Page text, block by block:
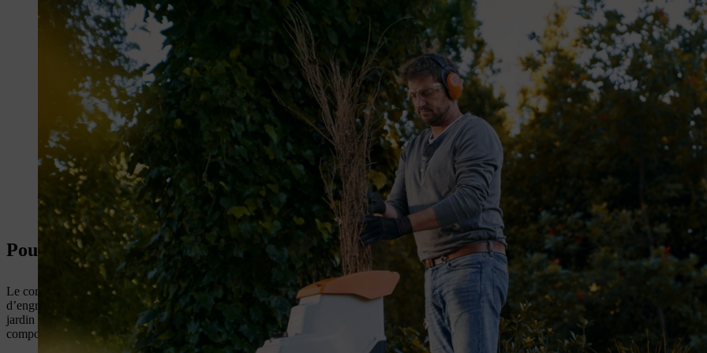
Pourquoi faire et utiliser le compost au jardin ?
Le compostage est recommandé pour beaucoup de raisons. Pour commencer, la fabrication de votre propre compost vous fera économiser
d’engrais dont vous avez besoin. Mieux encore, il représente le nec plus ultra en matière de recyclage à faible consommation d’énergie : les
jardin sont décomposés et renvoyés au sol, lui fournissant ainsi de précieux nutriments. Une poignée de compost contient environ dix
compost au jardin garantit une meilleure structure du sol et une terre bien nourrie. Les plantes sont ainsi plus résistantes aux parasites et